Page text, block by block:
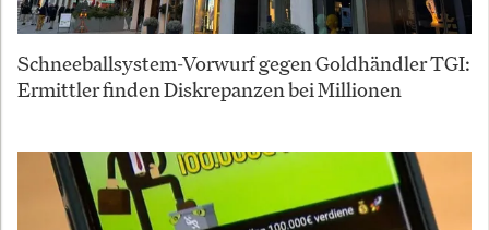
Schneeballsystem-Vorwurf gegen Goldhändler TGI:
Ermittler finden Diskrepanzen bei Millionen